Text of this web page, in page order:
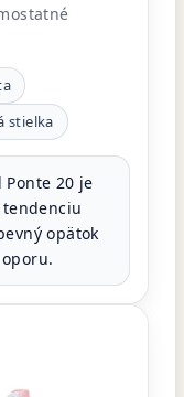
stielka
Ponte 20 je
opätok